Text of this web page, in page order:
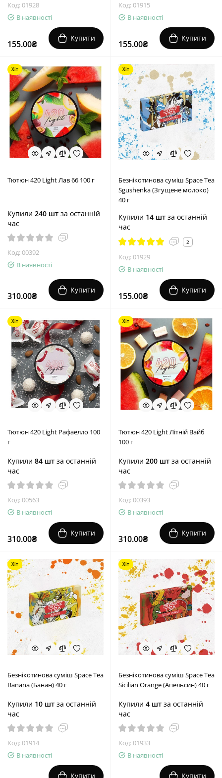
Код: 01928
В наявності
155.00₴
Купити
Код: 01915
В наявності
155.00₴
Купити
Хіт
Тютюн 420 Light Лав 66 100 г
Купили 240 шт за останній
час
Код: 00392
В наявності
310.00₴
Купити
Хіт
Безнікотинова суміш Space Tea
Sgushenka (Згущене молоко)
40 г
Купили 14 шт за останній
час
2
Код: 01929
В наявності
155.00₴
Купити
Хіт
Тютюн 420 Light Рафаелло 100
г
Купили 84 шт за останній
час
Код: 00563
В наявності
310.00₴
Купити
Хіт
Тютюн 420 Light Літній Вайб
100 г
Купили 200 шт за останній
час
Код: 00393
В наявності
310.00₴
Купити
Хіт
Безнікотинова суміш Space Tea
Banana (Банан) 40 г
Купили 10 шт за останній
час
Код: 01914
В наявності
Купити
Хіт
Безнікотинова суміш Space Tea
Sicilian Orange (Апельсин) 40 г
Купили 4 шт за останній
час
Код: 01933
В наявності
Купити